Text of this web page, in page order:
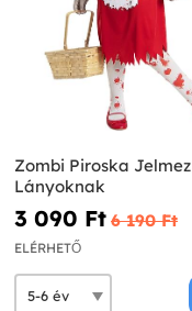
Zombi Piroska Jelmez
Lányoknak
3 090 Ft‎ 6 190 Ft‎
ELÉRHETŐ